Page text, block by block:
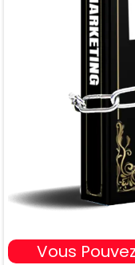
Vous